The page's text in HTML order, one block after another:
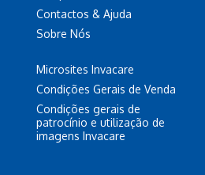
Contactos & Ajuda
Sobre Nós
Microsites Invacare
Condições Gerais de Venda
Condições gerais de
patrocínio e utilização de
imagens Invacare